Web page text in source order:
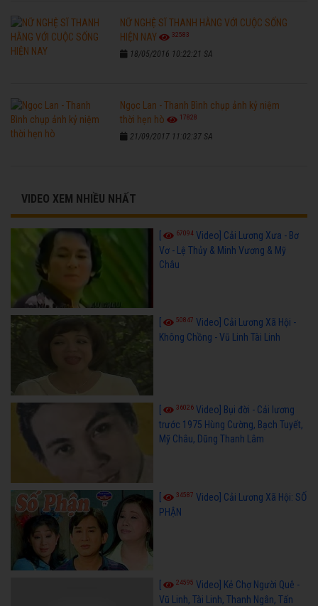
NỮ NGHỆ SĨ THANH HẰNG VỚI CUỘC SỐNG
HIỆN NAY
32583
18/05/2016 10:22:21 SA
Ngọc Lan - Thanh Bình chụp ảnh kỷ niệm
thời hẹn hò
17828
21/09/2017 11:02:37 SA
VIDEO XEM NHIỀU NHẤT
[ 67094 Video] Cải Lương Xưa - Bơ
Vơ - Lệ Thủy & Minh Vương & Mỹ
Châu
50847 Video] Cải Lương Xã Hội -
Không Chồng - Vũ Linh Tài Linh
36026 Video] Bụi đời - Cải lương
trước 1975 Hùng Cường, Bạch Tuyết,
Mỹ Châu, Dũng Thanh Lâm
34587 Video] Cải Lương Xã Hội: SỐ
PHẬN
24595 Video] Kẻ Chợ Người Quê -
Vũ Linh, Tài Linh, Thanh Ngân, Tấn